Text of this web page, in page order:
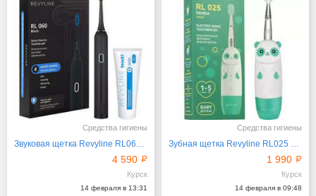
Средства гигиены
Звуковая щетка Revyline RL060 Black и паста Smart
4 590
Курск
14 февраля в 13:31
Средства гигиены
Зубная щетка Revyline RL025 Panda, зеленая
1 990
Курск
14 февраля в 09:48